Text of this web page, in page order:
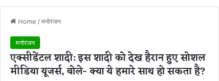
Home /मनोरंजन
मनोरंजन
एक्सीडेंटल शादी: इस शादी को देख हैरान हुए सोशल
मीडिया यूजर्स, बोले- क्या ये हमारे साथ हो सकता है?